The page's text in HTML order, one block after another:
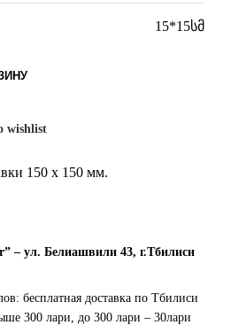
15*15სმ
wishlist
150 х 150 мм.
– ул. Белиашвили 43, г.Тбилиси
бесплатная доставка по Тбилиси
300 лари, до 300 лари – 30лари